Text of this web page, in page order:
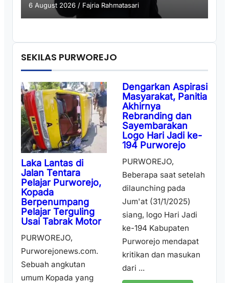
6 August 2026 / Fajria Rahmatasari
SEKILAS PURWOREJO
Laka Lantas di
Jalan Tentara
Pelajar Purworejo,
Kopada
Berpenumpang
Pelajar Terguling
Usai Tabrak Motor
PURWOREJO,
Purworejonews.com.
Sebuah angkutan
umum Kopada yang
Dengarkan Aspirasi
Masyarakat, Panitia
Akhirnya
Rebranding dan
Sayembarakan
Logo Hari Jadi ke-
194 Purworejo
PURWOREJO,
Beberapa saat setelah
dilaunching pada
Jum'at (31/1/2025)
siang, logo Hari Jadi
ke-194 Kabupaten
Purworejo mendapat
kritikan dan masukan
dari ...